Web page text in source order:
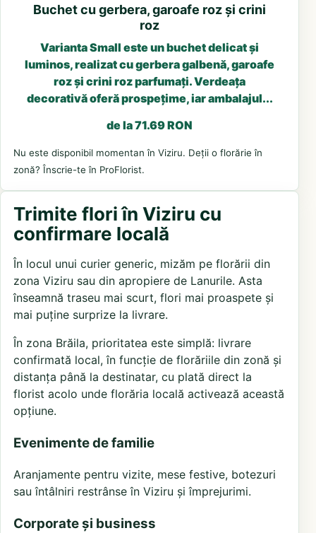
Buchet cu gerbera, garoafe roz și crini
roz
Varianta Small este un buchet delicat și
luminos, realizat cu gerbera galbenă, garoafe
roz și crini roz parfumați. Verdeața
decorativă oferă prospețime, iar ambalajul...
de la 71.69 RON
Nu este disponibil momentan în Viziru. Deții o florărie în
zonă? Înscrie-te în ProFlorist.
Trimite flori în Viziru cu
confirmare locală
În locul unui curier generic, mizăm pe florării din
zona Viziru sau din apropiere de Lanurile. Asta
înseamnă traseu mai scurt, flori mai proaspete și
mai puține surprize la livrare.
În zona Brăila, prioritatea este simplă: livrare
confirmată local, în funcție de florăriile din zonă și
distanța până la destinatar, cu plată direct la
florist acolo unde florăria locală activează această
opțiune.
Evenimente de familie
Aranjamente pentru vizite, mese festive, botezuri
sau întâlniri restrânse în Viziru și împrejurimi.
Corporate și business